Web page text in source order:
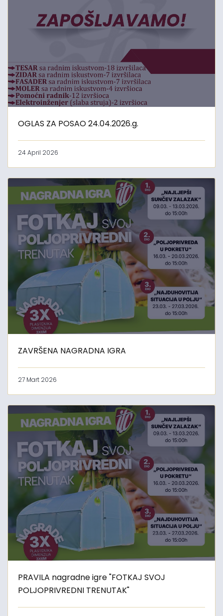
OGLAS ZA POSAO 24.04.2026.g.
24 April 2026
ZAVRŠENA NAGRADNA IGRA
27 Mart 2026
PRAVILA nagradne igre "FOTKAJ SVOJ
POLJOPRIVREDNI TRENUTAK"